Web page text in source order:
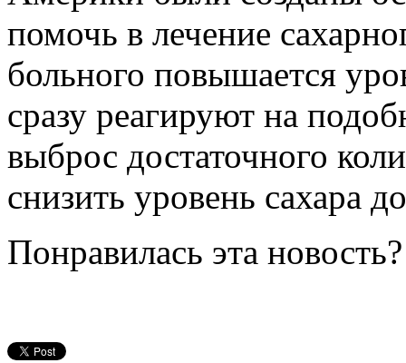
помочь в лечение
больного повышается
сразу реагируют на
выброс достаточного
снизить уровень сахара
Понравилась эта